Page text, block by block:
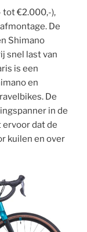
tot €2.000,-),
De
Shimano
snel last van
is een
en
De
in de
ervoor dat de
kuilen en over